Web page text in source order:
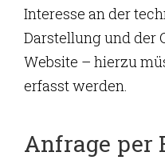
Interesse an der
Darstellung und der
Website – hierzu
erfasst werden.
Anfrage per